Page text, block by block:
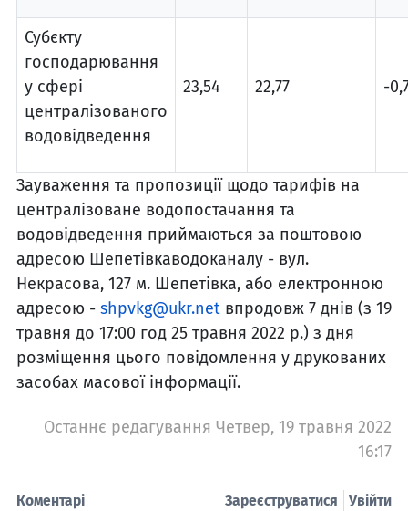
Субєкту
господарювання
у сфері
централізованого
водовідведення
23,54 22,77 -
Зауваження та пропозиції щодо тарифів на
централізоване водопостачання та
водовідведення приймаються за поштовою
адресою Шепетівкаводоканалу - вул.
Некрасова, 127 м. Шепетівка, або електронною
адресою - shpvkg@ukr.net впродовж 7 днів (з 19
травня до 17:00 год 25 травня 2022 р.) з дня
розміщення цього повідомлення у друкованих
засобах масової інформації.
Останнє редагування Четвер, 19 травня 2022
16:17
Коментарі Увійти
Зареєструватися